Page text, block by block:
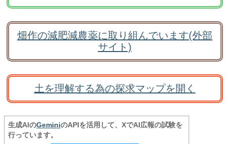
畑作の減肥減農薬に取り組んでいます(外部
サイト)
土を理解する為の探求マップを開く
生成AIのGeminiのAPIを活用して、XでAI広報の試験を
行っています。